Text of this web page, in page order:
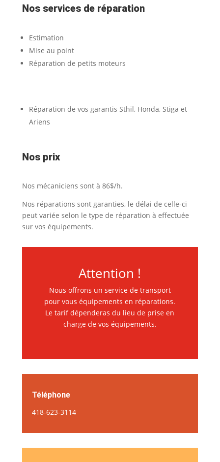
Nos services de réparation
Estimation
Mise au point
Réparation de petits moteurs
Réparation de vos garantis Sthil, Honda, Stiga et
Ariens
Nos prix
Nos mécaniciens sont à 86$/h.
Nos réparations sont garanties, le délai de celle-ci
peut variée selon le type de réparation à effectuée
sur vos équipements.
Attention !
Nous offrons un service de transport
pour vous équipements en réparations.
Le tarif dépenderas du lieu de prise en
charge de vos équipements.
Téléphone
418-623-3114